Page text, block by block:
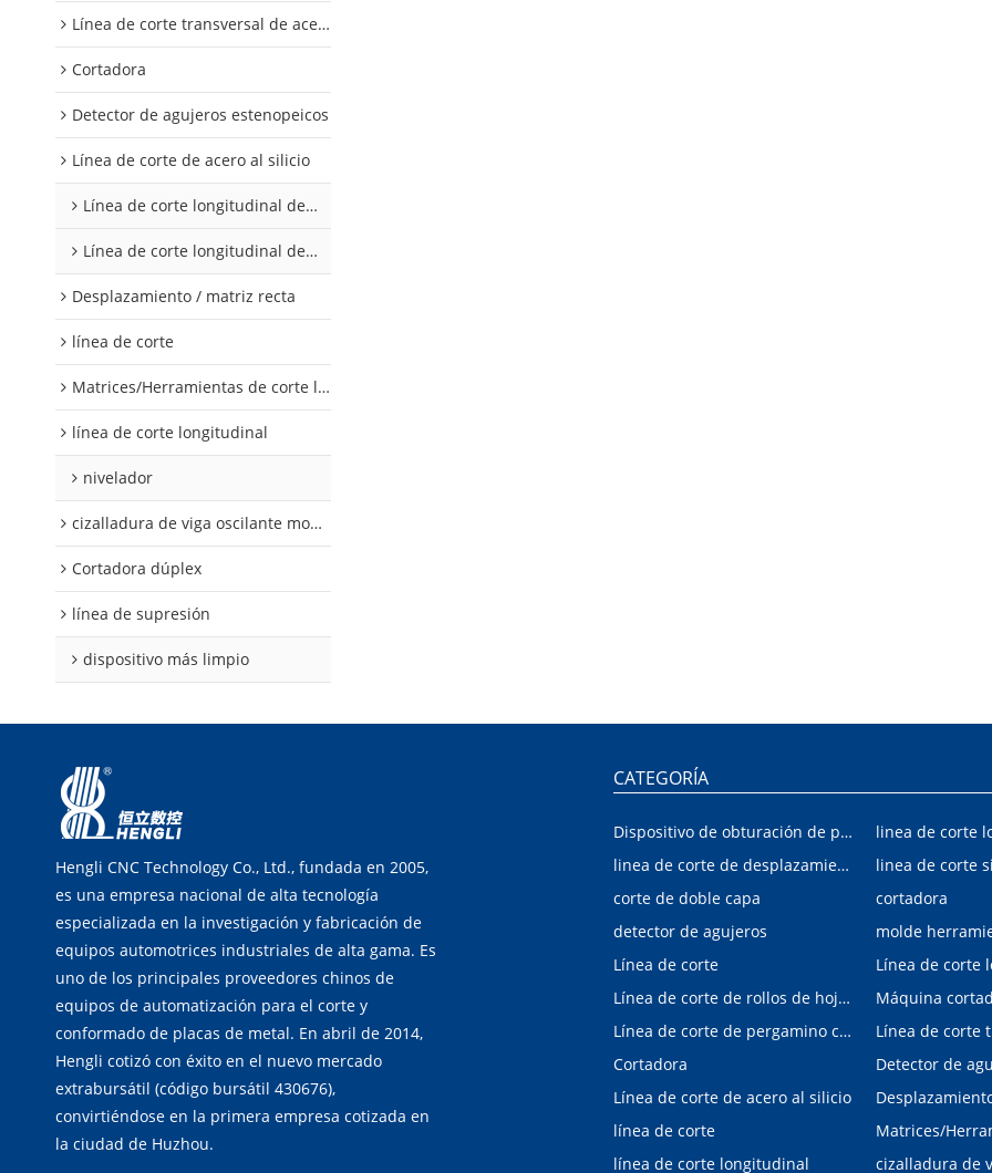
Línea de corte transversal de acero al silicio
Cortadora
Detector de agujeros estenopeicos
Línea de corte de acero al silicio
Línea de corte longitudinal de acero al silicio
Línea de corte longitudinal de acero al silicio
Desplazamiento / matriz recta
línea de corte
Matrices/Herramientas de corte longitudinal
línea de corte longitudinal
nivelador
cizalladura de viga oscilante modular
Cortadora dúplex
línea de supresión
dispositivo más limpio
Hengli CNC Technology Co., Ltd., fundada en 2005,
es una empresa nacional de alta tecnología
especializada en la investigación y fabricación de
equipos automotrices industriales de alta gama. Es
uno de los principales proveedores chinos de
equipos de automatización para el corte y
conformado de placas de metal. En abril de 2014,
Hengli cotizó con éxito en el nuevo mercado
extrabursátil (código bursátil 430676),
convirtiéndose en la primera empresa cotizada en
la ciudad de Huzhou.
CATEGORÍA
Dispositivo de obturación de placa interior/exterior de automóvil
linea de corte
linea de corte de desplazamiento de hojalata y aluminio
linea de corte
corte de doble capa
cortadora
detector de agujeros
molde
Línea de corte
Línea de corte
Línea de corte de rollos de hojalata y aluminio
Máquina
Línea de corte de pergamino con control digital
Cortadora
Línea de corte de acero al silicio
línea de corte
línea de corte longitudinal